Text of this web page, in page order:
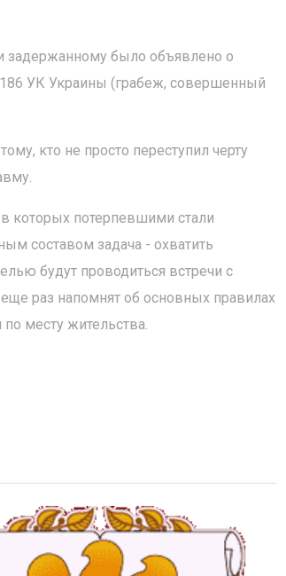
задержанному было объявлено о
186 УК Украины (грабеж, совершенный
кто не просто переступил черту
которых потерпевшими стали
составом задача - охватить
будут проводиться встречи с
раз напомнят об основных правилах
месту жительства.